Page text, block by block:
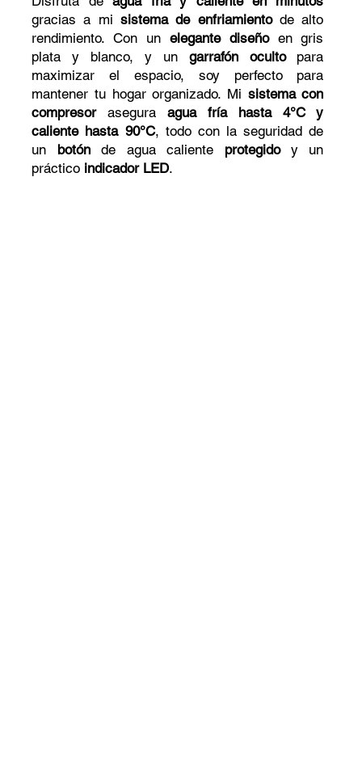
gracias a misistema de enfriamientode alto
rendimiento. Con un elegante diseñoen gris
plata y blanco, y un garrafón ocultopara
maximizar el espacio, soy perfecto para
mantener tu hogar organizado. Mi sistema con
compresorasegura agua fría hasta 4°C y
caliente hasta 90°C, todo con la seguridad de
un botónde agua caliente protegidoy un
práctico indicador LED.